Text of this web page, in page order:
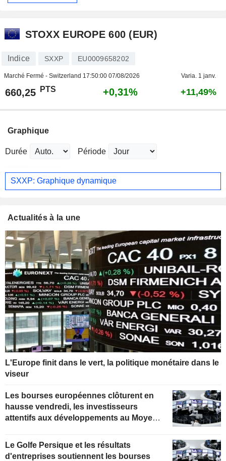
STOXX EUROPE 600 (EUR)
Indice SXXP EU0009658202
Marché Fermé - Switzerland 17:50:00 07/08/2026 Varia. 1 janv.
660,25 PTS +0,31% +11,49%
Graphique
Durée Période
SXXP: Graphique dynamique
Actualités à la une
L'Europe finit dans le vert, la politique monétaire dans le
viseur
Les bourses européennes clôturent en
hausse vendredi, les investisseurs
attentifs aux développements au Moyen-
Le Golfe Persique et les résultats
d'entreprises soutiennent les bourses